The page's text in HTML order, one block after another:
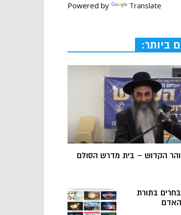
Powered by Translate
ביותר:
הקדוש – בית מדרש הסולם
בתורת